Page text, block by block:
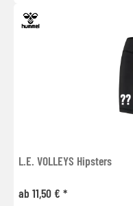
L.E. VOLLEYS Hipsters
ab 11,50 € *